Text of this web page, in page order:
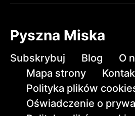
Pyszna Miska
Subskrybuj Blog
O
Mapa strony
Polityka plików
Oświadczenie o